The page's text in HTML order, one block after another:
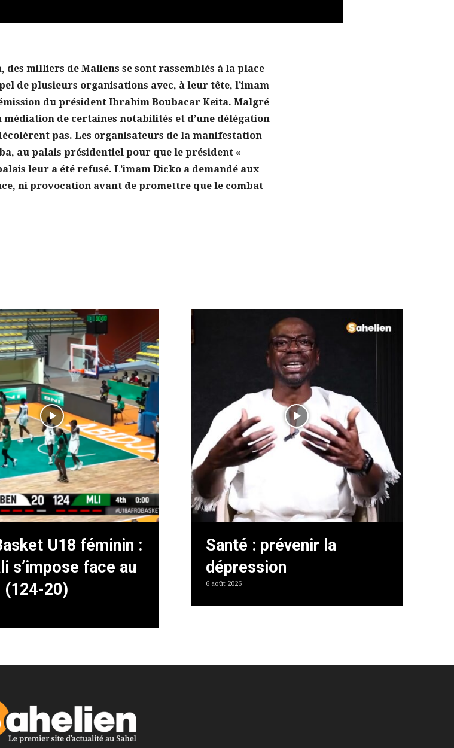
des milliers de Maliens se sont rassemblés à la place
de plusieurs organisations avec, à leur tête, l’imam
du président Ibrahim Boubacar Keita. Malgré
de certaines notabilités et d’une délégation
pas. Les organisateurs de la manifestation
au palais présidentiel pour que le président «
leur a été refusé. L’imam Dicko a demandé aux
ni provocation avant de promettre que le combat
U18 féminin :
s’impose face au
(124-20)
Santé : prévenir la
dépression
6 août 2026